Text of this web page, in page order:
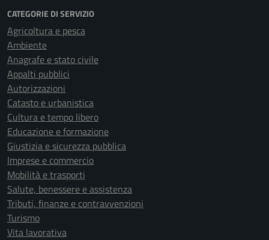
CATEGORIE DI SERVIZIO
Agricoltura e pesca
Ambiente
Anagrafe e stato civile
Appalti pubblici
Autorizzazioni
Catasto e urbanistica
Cultura e tempo libero
Educazione e formazione
Giustizia e sicurezza pubblica
Imprese e commercio
Mobilità e trasporti
Salute, benessere e assistenza
Tributi, finanze e contravvenzioni
Turismo
Vita lavorativa